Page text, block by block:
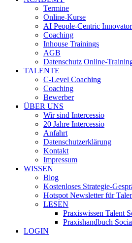
Termine
Online-Kurse
AI People-Centric Innovator
Coaching
Inhouse Trainings
AGB
Datenschutz Online-
TALENTE
C-Level Coaching
Coaching
Bewerber
ÜBER UNS
Wir sind Intercessio
20 Jahre Intercessio
Anfahrt
Datenschutzerklärung
Kontakt
Impressum
WISSEN
Blog
Kostenloses Strategie-
Hotspot Newsletter für
LESEN
Praxiswissen Talent
Praxishandbuch
LOGIN